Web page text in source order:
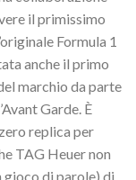
il primissimo
Formula 1
anche il primo
marchio da parte
Garde. È
replica per
TAG Heuer non
gioco di parole) di